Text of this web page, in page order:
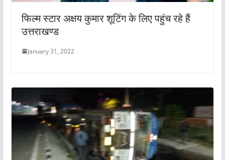
फिल्म स्टार अक्षय कुमार शूटिंग के लिए पहुंच रहे हैं
उत्तराखण्ड
January 31, 2022